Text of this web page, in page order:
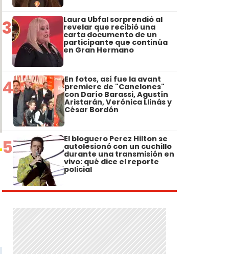
3 Laura Ubfal sorprendió al
revelar que recibió una
carta documento de un
participante que continúa
en Gran Hermano
4 En fotos, así fue la avant
premiere de "Canelones"
con Darío Barassi, Agustín
Aristarán, Verónica Llinás y
César Bordón
5 El bloguero Perez Hilton se
autolesionó con un cuchillo
durante una transmisión en
vivo: qué dice el reporte
policial